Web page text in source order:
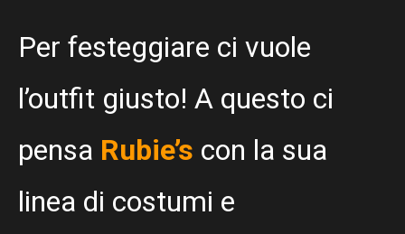
Per festeggiare ci vuole
l’outfit giusto! A questo ci
pensa Rubie’s con la sua
linea di costumi e